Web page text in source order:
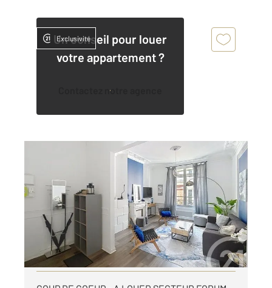
Un conseil pour louer
votre appartement ?
Contactez notre agence
Exclusivité
Ref : 17563
Appartement T5 à louer
1 500 €
par mois charges comprises
Visiter le site dédié